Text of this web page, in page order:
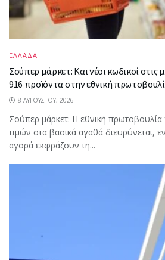
ΕΛΛΑΔΑ
Σούπερ μάρκετ: Και νέοι κωδικοί στις
916 προϊόντα στην εθνική
8 ΑΥΓΟΎΣΤΟΥ, 2026
Σούπερ μάρκετ: Η εθνική πρωτοβουλία
τιμών στα βασικά αγαθά διευρύνεται,
αγορά εκφράζουν τη...